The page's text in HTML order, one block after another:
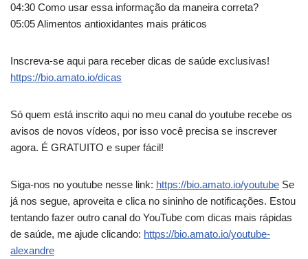
04:30 Como usar essa informação da maneira correta?
05:05 Alimentos antioxidantes mais práticos
Inscreva-se aqui para receber dicas de saúde exclusivas!
https://bio.amato.io/dicas
Só quem está inscrito aqui no meu canal do youtube recebe os
avisos de novos vídeos, por isso você precisa se inscrever
agora. É GRATUITO e super fácil!
Siga-nos no youtube nesse link: https://bio.amato.io/youtube Se
já nos segue, aproveita e clica no sininho de notificações. Estou
tentando fazer outro canal do YouTube com dicas mais rápidas
de saúde, me ajude clicando: https://bio.amato.io/youtube-
alexandre